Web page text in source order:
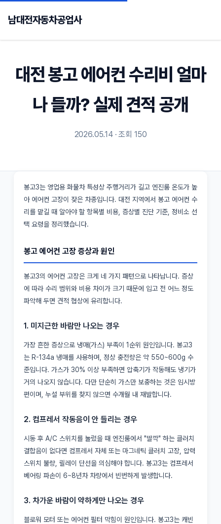
남대전자동차공업사
대전 봉고 에어컨 수리비 얼마
나 들까? 실제 견적 공개
2026.05.14 · 조회 150
봉고3는 영업용 화물차 특성상 주행거리가 길고 엔진룸 온도가 높
아 에어컨 고장이 잦은 차종입니다. 대전 지역에서 봉고 에어컨 수
리를 맡길 때 알아야 할 항목별 비용, 증상별 진단 기준, 정비소 선
택 요령을 정리했습니다.
봉고 에어컨 고장 증상과 원인
봉고3의 에어컨 고장은 크게 네 가지 패턴으로 나타납니다. 증상
에 따라 수리 범위와 비용 차이가 크기 때문에 입고 전 어느 정도
파악해 두면 견적 협상에 유리합니다.
1. 미지근한 바람만 나오는 경우
가장 흔한 증상으로 냉매(가스) 부족이 1순위 원인입니다. 봉고3
는 R-134a 냉매를 사용하며, 정상 충전량은 약 550~600g 수
준입니다. 가스가 30% 이상 부족하면 압축기가 작동해도 냉기가
거의 나오지 않습니다. 다만 단순히 가스만 보충하는 것은 임시방
편이며, 누설 부위를 찾지 않으면 수개월 내 재발합니다.
2. 컴프레서 작동음이 안 들리는 경우
시동 후 A/C 스위치를 눌렀을 때 엔진룸에서 "딸깍" 하는 클러치
결합음이 없다면 컴프레서 자체 또는 마그네틱 클러치 고장, 압력
스위치 불량, 릴레이 단선을 의심해야 합니다. 봉고3는 컴프레서
베어링 파손이 6~8년차 차량에서 빈번하게 발생합니다.
3. 차가운 바람이 약하게만 나오는 경우
블로워 모터 또는 에어컨 필터 막힘이 원인입니다. 봉고3는 캐빈